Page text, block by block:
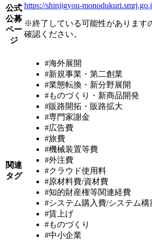
公式
公募
ペー
ジ
https://shinjigyou-
※終了している可能性があります
確認ください。
関連
タグ
#海外展開
#新規事業・第二創業
#業態転換・新分野展開
#ものづくり・新商品開発
#販路開拓・販路拡大
#専門家謝金
#広告費
#旅費
#機械装置等費
#外注費
#クラウド使用料
#原材料費/資材費
#知的財産権等関連経費
#システム購入費/システム構
#賃上げ
#ものづくり
#中小企業